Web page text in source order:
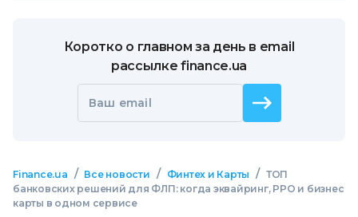
Коротко о главном за день в email
рассылке finance.ua
Ваш email
Finance.ua / Все новости / Финтех и Карты / ТОП
банковских решений для ФЛП: когда эквайринг, РРО и бизнес
карты в одном сервисе